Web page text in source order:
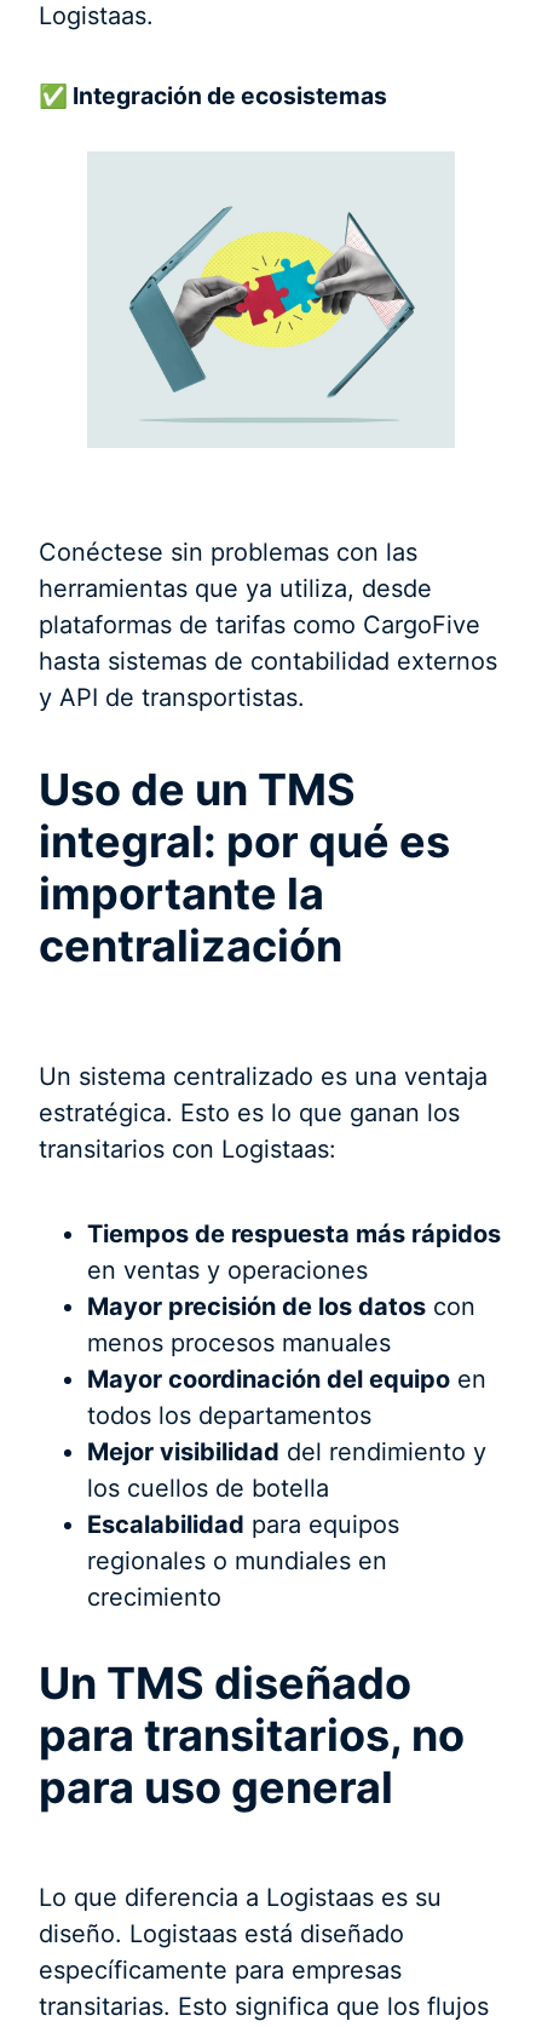
Logistaas.
✅ Integración de ecosistemas
Conéctese sin problemas con las
herramientas que ya utiliza, desde
plataformas de tarifas como CargoFive
hasta sistemas de contabilidad externos
y API de transportistas.
Uso de un TMS
integral: por qué es
importante la
centralización
Un sistema centralizado es una ventaja
estratégica. Esto es lo que ganan los
transitarios con Logistaas:
Tiempos de respuesta más rápidos
en ventas y operaciones
Mayor precisión de los datos con
menos procesos manuales
Mayor coordinación del equipo en
todos los departamentos
Mejor visibilidad del rendimiento y
los cuellos de botella
Escalabilidad para equipos
regionales o mundiales en
crecimiento
Un TMS diseñado
para transitarios, no
para uso general
Lo que diferencia a Logistaas es su
diseño. Logistaas está diseñado
específicamente para empresas
transitarias. Esto significa que los flujos